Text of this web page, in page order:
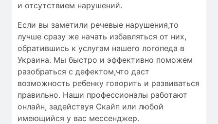
и отсутствием нарушений.
Если вы заметили речевые нарушения,то
лучше сразу же начать избавляться от них,
обратившись к услугам нашего логопеда в
Украина. Мы быстро и эффективно поможем
разобраться с дефектом,что даст
возможность ребенку говорить и развиваться
правильно. Наши профессионалы работают
онлайн, задействуя Скайп или любой
имеющийся у вас мессенджер.